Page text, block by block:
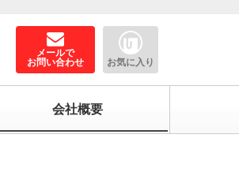
メールで
お問い合わせ お気に入り
会社概要